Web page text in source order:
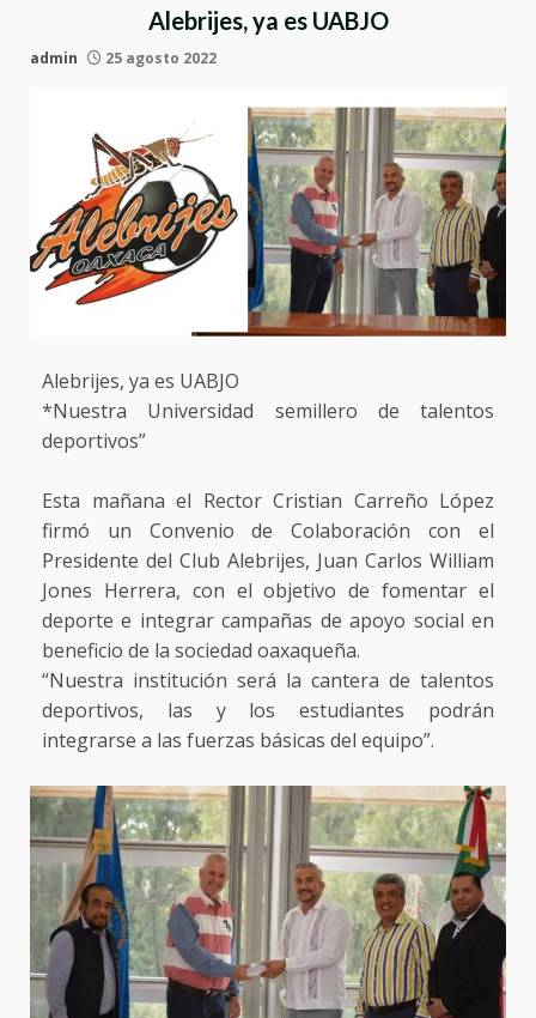
Alebrijes, ya es UABJO
admin 25 agosto 2022
Alebrijes, ya es UABJO
*Nuestra Universidad semillero de talentos
deportivos”
Esta mañana el Rector Cristian Carreño López
firmó un Convenio de Colaboración con el
Presidente del Club Alebrijes, Juan Carlos William
Jones Herrera, con el objetivo de fomentar el
deporte e integrar campañas de apoyo social en
beneficio de la sociedad oaxaqueña.
“Nuestra institución será la cantera de talentos
deportivos, las y los estudiantes podrán
integrarse a las fuerzas básicas del equipo”.